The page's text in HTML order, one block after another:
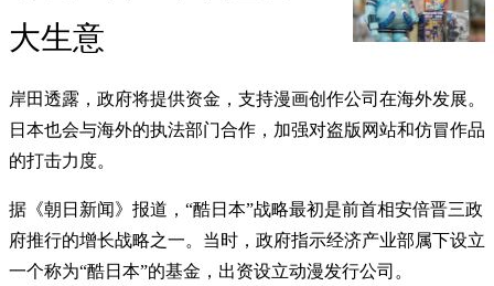
大生意
岸田透露，政府将提供资金，支持漫画创作公司在海外发展。
日本也会与海外的执法部门合作，加强对盗版网站和仿冒作品
的打击力度。
据《朝日新闻》报道，“酷日本”战略最初是前首相安倍晋三政
府推行的增长战略之一。当时，政府指示经济产业部属下设立
一个称为“酷日本”的基金，出资设立动漫发行公司。